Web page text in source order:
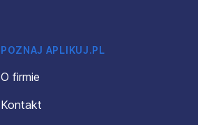
POZNAJ APLIKUJ.PL
O firmie
Kontakt